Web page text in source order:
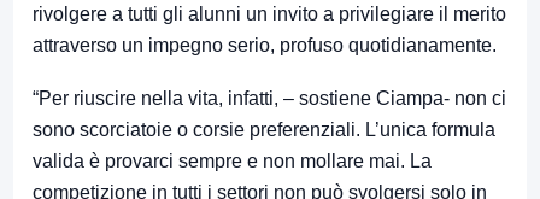
rivolgere a tutti gli alunni un invito a privilegiare il merito
attraverso un impegno serio, profuso quotidianamente.
“Per riuscire nella vita, infatti, – sostiene Ciampa- non ci
sono scorciatoie o corsie preferenziali. L’unica formula
valida è provarci sempre e non mollare mai. La
competizione in tutti i settori non può svolgersi solo in